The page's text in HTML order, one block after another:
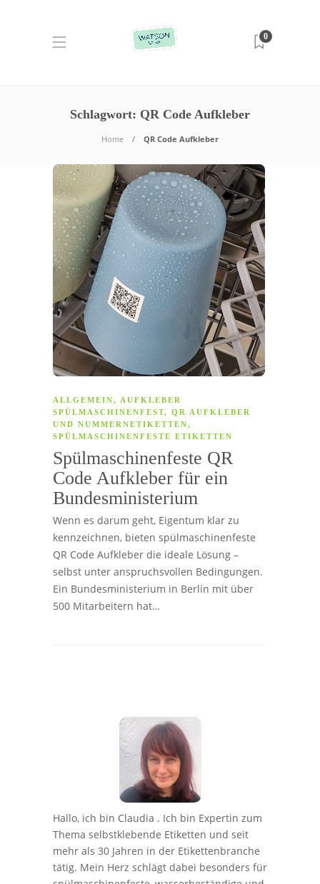
0
Schlagwort: QR Code Aufkleber
Home QR Code Aufkleber
ALLGEMEIN, AUFKLEBER
SPÜLMASCHINENFEST, QR AUFKLEBER
UND NUMMERNETIKETTEN,
SPÜLMASCHINENFESTE ETIKETTEN
Spülmaschinenfeste QR
Code Aufkleber für ein
Bundesministerium
Wenn es darum geht, Eigentum klar zu
kennzeichnen, bieten spülmaschinenfeste
QR Code Aufkleber die ideale Lösung –
selbst unter anspruchsvollen Bedingungen.
Ein Bundesministerium in Berlin mit über
500 Mitarbeitern hat…
Hallo, ich bin Claudia . Ich bin Expertin zum
Thema selbstklebende Etiketten und seit
mehr als 30 Jahren in der Etikettenbranche
tätig. Mein Herz schlägt dabei besonders für